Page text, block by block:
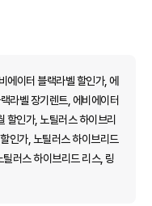
이터 블랙라벨 할인가, 에
라벨 장기렌트, 에비에이터
할인가, 노틸러스 하이브리
인가, 노틸러스 하이브리드
러스 하이브리드 리스, 링